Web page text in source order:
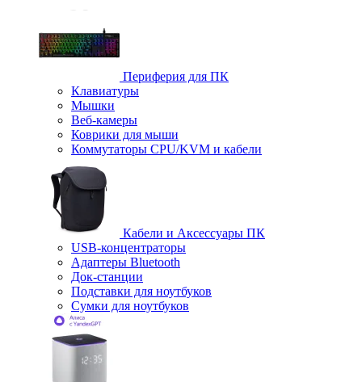
Периферия для ПК
Клавиатуры
Мышки
Веб-камеры
Коврики для мыши
Коммутаторы CPU/KVM и кабели
Кабели и Аксессуары ПК
USB-концентраторы
Адаптеры Bluetooth
Док-станции
Подставки для ноутбуков
Сумки для ноутбуков